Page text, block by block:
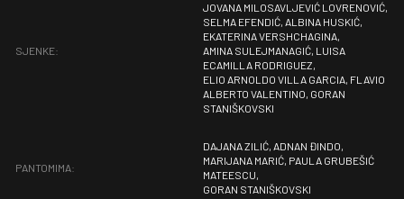
SJENKE:
JOVANA MILOSAVLJEVIĆ LOVRENOVIĆ,
SELMA EFENDIĆ, ALBINA HUSKIĆ,
EKATERINA VERSHCHAGINA,
AMINA SULEJMANAGIĆ, LUISA
ECAMILLA RODRIGUEZ,
ELIO ARNOLDO VILLA GARCIA, FLAVIO
ALBERTO VALENTINO, GORAN
STANIŠKOVSKI
PANTOMIMA:
DAJANA ZILIĆ, ADNAN ĐINDO,
MARIJANA MARIĆ, PAULA GRUBEŠIĆ
MATEESCU,
GORAN STANIŠKOVSKI